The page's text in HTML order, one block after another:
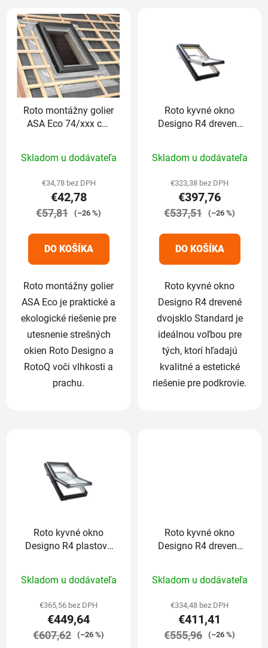
Roto montážny golier
ASA Eco 74/xxx cm
hodnotenie
produktu
je
5,0
5
hviezdičiek.
Skladom u dodávateľa
€34,78 bez DPH
€42,78
€57,81 (–26 %)
DO KOŠÍKA
Roto montážny golier
ASA Eco je praktické a
ekologické riešenie pre
utesnenie strešných
okien Roto Designo a
RotoQ voči vlhkosti a
prachu.
Roto kyvné okno
Designo R4 drevené
hodnotenie
produktu
je
5,0
5
hviezdičiek.
Skladom u dodávateľa
€323,38 bez DPH
€397,76
€537,51 (–26 %)
DO KOŠÍKA
Roto kyvné okno
Designo R4 drevené
dvojsklo Standard je
ideálnou voľbou pre
tých, ktorí hľadajú
kvalitné a estetické
riešenie pre podkrovie.
Roto kyvné okno
Designo R4 plastové
hodnotenie
produktu
je
5,0
Skladom u dodávateľa
€365,56 bez DPH
€449,64
€607,62 (–26 %)
Roto kyvné okno
Designo R4 drevené
hodnotenie
produktu
je
5,0
Skladom u dodávateľa
€334,48 bez DPH
€411,41
€555,96 (–26 %)